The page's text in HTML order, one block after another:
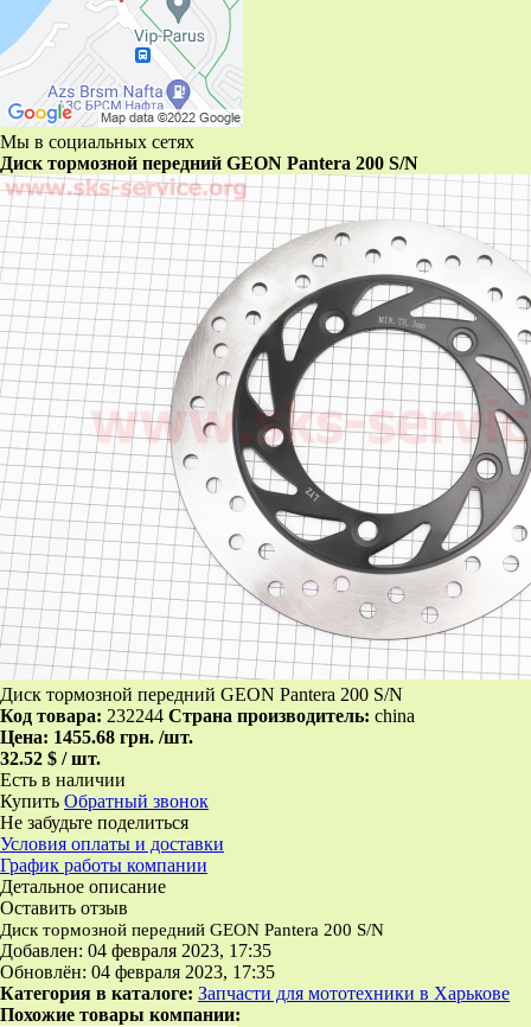
Мы в социальных сетях
Диск тормозной передний GEON Pantera 200 S/N
Диск тормозной передний GEON Pantera 200 S/N
Код товара: 232244 Страна производитель: china
Цена: 1455.68 грн. /шт.
32.52 $ / шт.
Есть в наличии
Купить Обратный звонок
Не забудьте поделиться
Условия оплаты и доставки
График работы компании
Детальное описание
Оставить отзыв
Диск тормозной передний GEON Pantera 200 S/N
Добавлен: 04 февраля 2023, 17:35
Обновлён: 04 февраля 2023, 17:35
Категория в каталоге: Запчасти для мототехники в Харькове
Похожие товары компании: